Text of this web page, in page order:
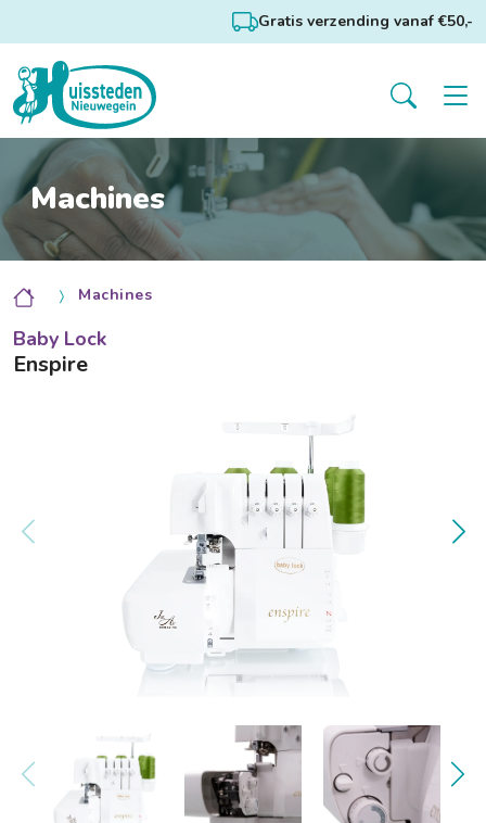
Gratis verzending vanaf €50,-
Machines
Machines
Baby Lock
Enspire